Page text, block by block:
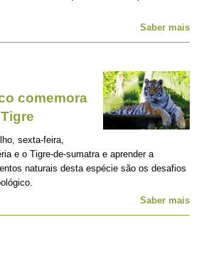
Saber mais
comemora
sexta-feira,
e o Tigre-de-sumatra e aprender a
naturais desta espécie são os desafios
Saber mais